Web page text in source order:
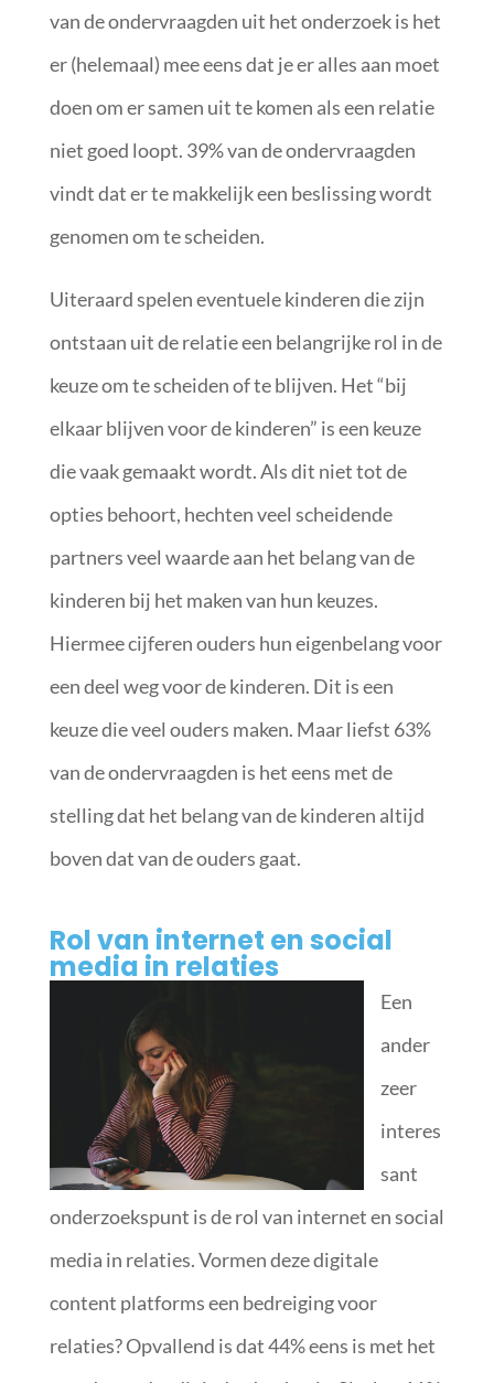
van de ondervraagden uit het onderzoek is het
er (helemaal) mee eens dat je er alles aan moet
doen om er samen uit te komen als een relatie
niet goed loopt. 39% van de ondervraagden
vindt dat er te makkelijk een beslissing wordt
genomen om te scheiden.
Uiteraard spelen eventuele kinderen die zijn
ontstaan uit de relatie een belangrijke rol in de
keuze om te scheiden of te blijven. Het “bij
elkaar blijven voor de kinderen” is een keuze
die vaak gemaakt wordt. Als dit niet tot de
opties behoort, hechten veel scheidende
partners veel waarde aan het belang van de
kinderen bij het maken van hun keuzes.
Hiermee cijferen ouders hun eigenbelang voor
een deel weg voor de kinderen. Dit is een
keuze die veel ouders maken. Maar liefst 63%
van de ondervraagden is het eens met de
stelling dat het belang van de kinderen altijd
boven dat van de ouders gaat.
Rol van internet en social
media in relaties
Een
ander
zeer
interes
sant
onderzoekspunt is de rol van internet en social
media in relaties. Vormen deze digitale
content platforms een bedreiging voor
relaties? Opvallend is dat 44% eens is met het